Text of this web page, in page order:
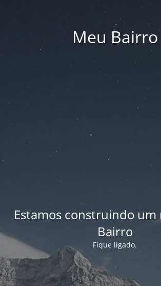
Meu Bairro
Estamos construindo um
Bairro
Fique ligado.